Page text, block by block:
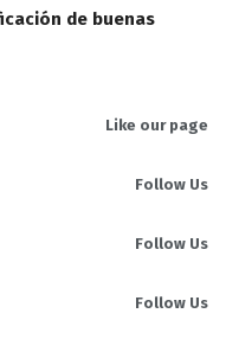
de buenas
Like our page
Follow Us
Follow Us
Follow Us